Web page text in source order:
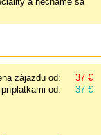
zájazdu od:
37 €
od:
37 €